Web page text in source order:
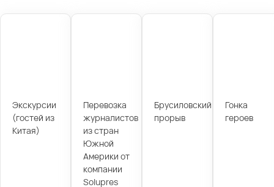
Экскурсии
(гостей из
Китая)
Перевозка
журналистов
из стран
Южной
Америки от
компании
Solupres
Брусиловский
прорыв
Гонка
героев